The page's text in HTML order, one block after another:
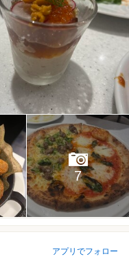
7
アプリでフォロー